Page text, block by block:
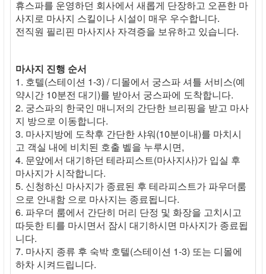
휴스파를 운영하던 회사에서 새롭게 단장하고 오픈한 마
사지로 마사지 스킬이나 시설이 매우 우수합니다.
전직원 필리핀 마사지사 자격증을 보유하고 있습니다.
마사지 진행 순서
1. 호텔(스테이션 1-3) / 디몰에서 궁스파 셔틀 서비스(예
약시간 10분전 대기)를 받아서 궁스파에 도착합니다.
2. 궁스파의 한국인 매니저의 간단한 브리핑을 받고 마사
지 방으로 이동합니다.
3. 마사지방에 도착후 간단한 샤워(10분이내)를 마치시
고 객실 내에 비치된 호출 벨을 누루시면,
4. 문앞에서 대기하던 테라피스트(마사지사)가 입실 후
마사지가 시작합니다.
5. 신청하신 마사지가 종료된 후 테라피스트가 파우더룸
으로 안내함 으로 마사지는 종료됩니다.
6. 파우더 룸에서 간단히 머리 단정 및 화장을 고치시고
따듯한 티를 마시면서 잠시 대기하시면 마사지가 종료됩
니다.
7. 마사지 종류 후 숙박 호텔(스테이션 1-3) 또는 디몰에
하차 시켜드립니다.